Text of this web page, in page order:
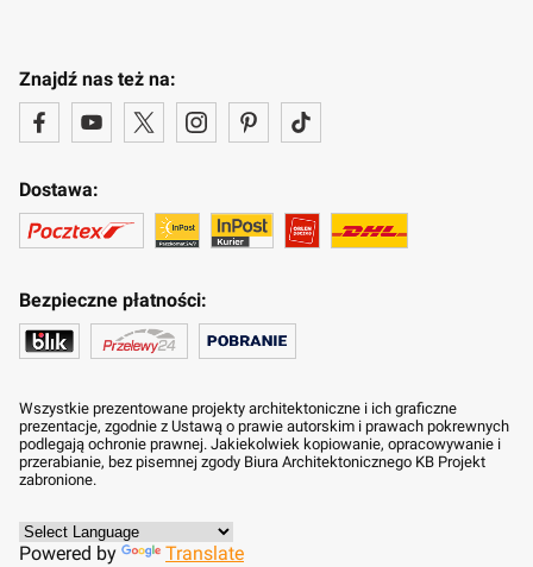
Znajdź nas też na:
Dostawa:
Bezpieczne płatności:
Wszystkie prezentowane projekty architektoniczne i ich graficzne
prezentacje, zgodnie z Ustawą o prawie autorskim i prawach pokrewnych
podlegają ochronie prawnej. Jakiekolwiek kopiowanie, opracowywanie i
przerabianie, bez pisemnej zgody Biura Architektonicznego KB Projekt
zabronione.
Powered by Translate